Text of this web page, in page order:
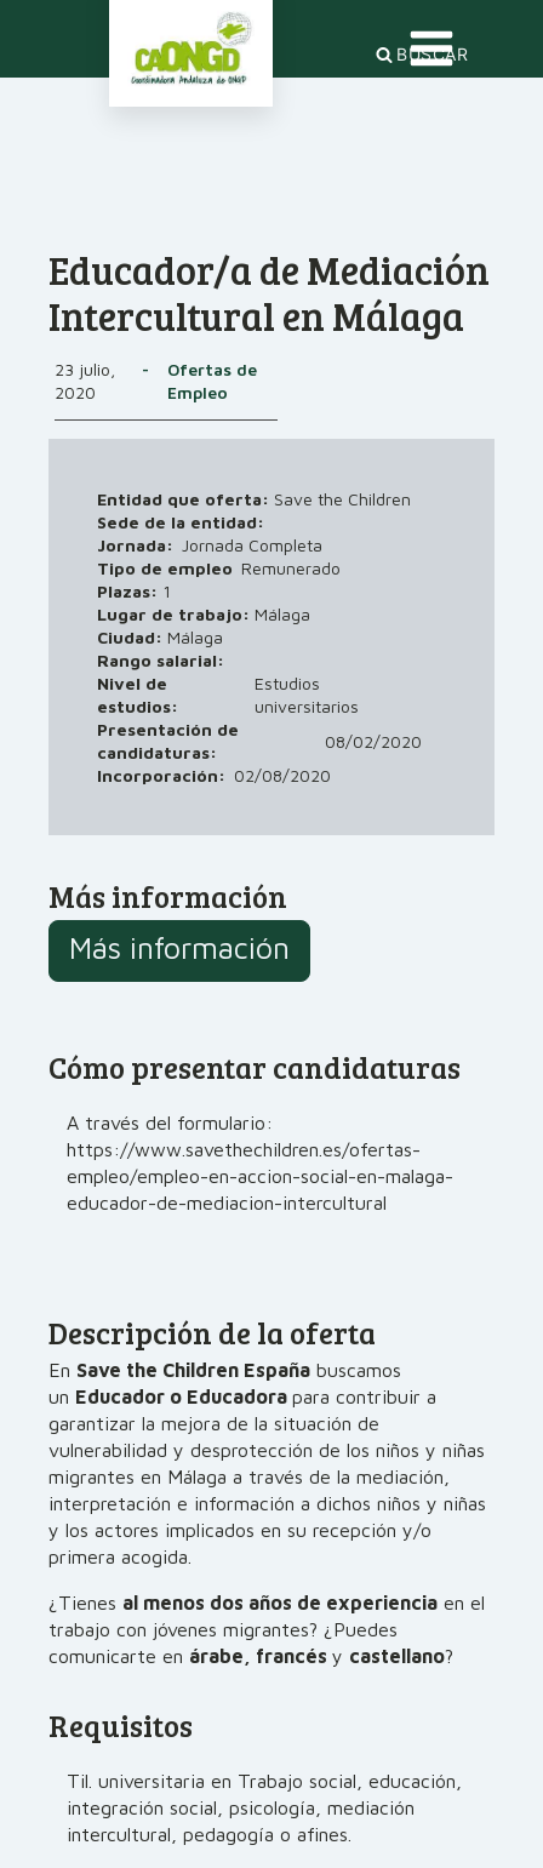
BUSCAR
Educador/a de Mediación
Intercultural en Málaga
23 julio,
2020
-
Ofertas de
Empleo
Entidad que oferta: Save the Children
Sede de la entidad:
Jornada: Jornada Completa
Tipo de empleo Remunerado
Plazas: 1
Lugar de trabajo: Málaga
Ciudad: Málaga
Rango salarial:
Nivel de
estudios:
Estudios
universitarios
Presentación de
candidaturas:
08/02/2020
Incorporación: 02/08/2020
Más información
Más información
Cómo presentar candidaturas
A través del formulario:
https://www.savethechildren.es/ofertas-
empleo/empleo-en-accion-social-en-malaga-
educador-de-mediacion-intercultural
Descripción de la oferta
En Save the Children España buscamos
un Educador o Educadora para contribuir a
garantizar la mejora de la situación de
vulnerabilidad y desprotección de los niños y niñas
migrantes en Málaga a través de la mediación,
interpretación e información a dichos niños y niñas
y los actores implicados en su recepción y/o
primera acogida.
¿Tienes al menos dos años de experiencia en el
trabajo con jóvenes migrantes? ¿Puedes
comunicarte en árabe, francés y castellano?
Requisitos
Til. universitaria en Trabajo social, educación,
integración social, psicología, mediación
intercultural, pedagogía o afines.